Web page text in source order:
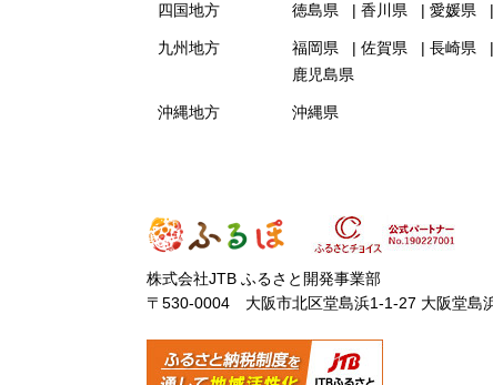
四国地方 徳島県 香川県 愛媛県
九州地方 福岡県 佐賀県 長崎県
鹿児島県
沖縄地方 沖縄県
株式会社JTB ふるさと開発事業部
〒530-0004 大阪市北区堂島浜1-1-27 大阪堂島